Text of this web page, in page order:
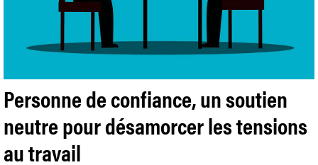
Personne de confiance, un soutien
neutre pour désamorcer les tensions
au travail